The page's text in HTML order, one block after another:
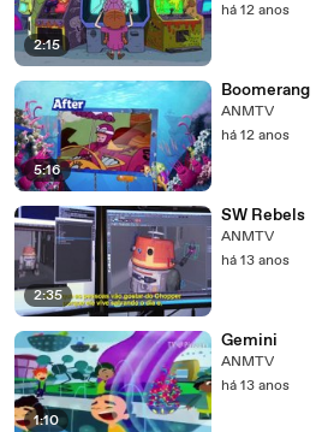
2:15
há 12 anos
5:16
Boomerang
ANMTV
há 12 anos
2:35
SW Rebels
ANMTV
há 13 anos
1:10
Gemini
ANMTV
há 13 anos